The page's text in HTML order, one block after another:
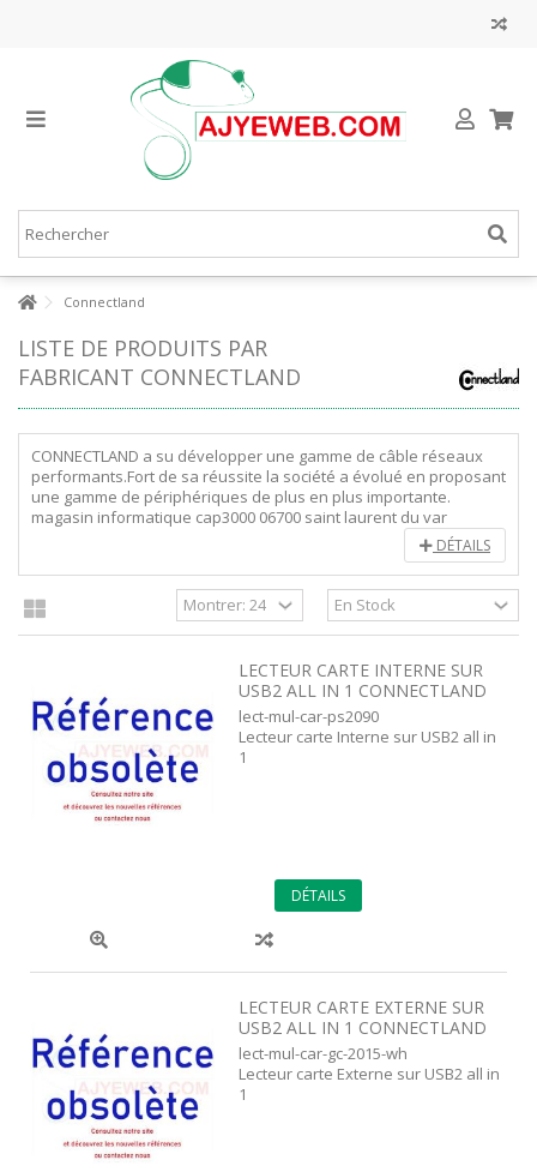
Connectland
LISTE DE PRODUITS PAR
FABRICANT CONNECTLAND
CONNECTLAND a su développer une gamme de câble réseaux
performants.Fort de sa réussite la société a évolué en proposant
une gamme de périphériques de plus en plus importante.
magasin informatique cap3000 06700 saint laurent du var
DÉTAILS
LECTEUR CARTE INTERNE SUR
USB2 ALL IN 1 CONNECTLAND
lect-mul-car-ps2090
Lecteur carte Interne sur USB2 all in
1
DÉTAILS
LECTEUR CARTE EXTERNE SUR
USB2 ALL IN 1 CONNECTLAND
lect-mul-car-gc-2015-wh
Lecteur carte Externe sur USB2 all in
1